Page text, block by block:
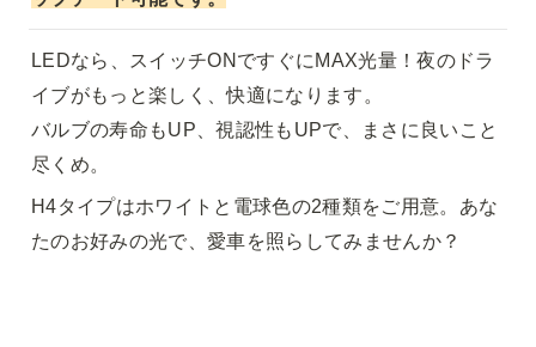
LEDなら、スイッチONですぐにMAX光量！夜のドラ
イブがもっと楽しく、快適になります。
バルブの寿命もUP、視認性もUPで、まさに良いこと
尽くめ。
H4タイプはホワイトと電球色の2種類をご用意。あな
たのお好みの光で、愛車を照らしてみませんか？